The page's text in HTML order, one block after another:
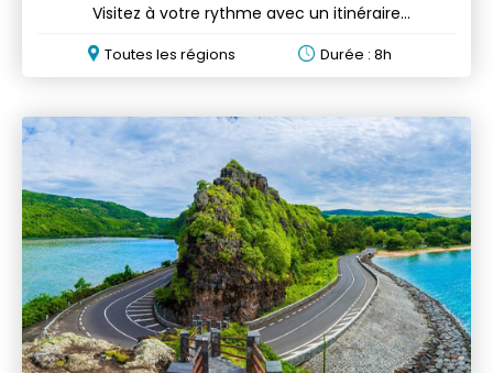
Visitez à votre rythme avec un itinéraire
Toutes les régions Durée : 8h